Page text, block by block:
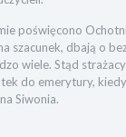
poświęcono
szacunek, dbają o
wiele. Stąd
do emerytury,
Siwonia.